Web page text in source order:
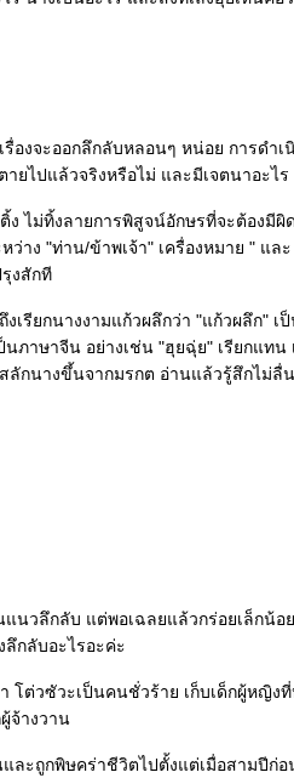
องจะออกลึกลับหลอนๆ หน่อย การดำเ
ยไปแล้วจริงหรือไม่ และมีเจตนาอะไร
ไม่ทิ้งลายการพิสูจน์อักษรที่จะต้องมีผิ
ว่าง "ท่าน/ข้าพเจ้า" เครื่องหมาย " แล
งสักที
รียกนางงามแก้วผลึกว่า "แก้วผลึก" เ
ภาษาจีน อย่างเช่น "ฮุยฉุ่ย" เรียกแทน
ลักนางขึ้นจากมรกต อ่านแล้วรู้สึกไม่ลื่
นวลึกลับ แต่พอเฉลยแล้วกร่อยเล็กน้อ
ลึกลับอะไรอะค่ะ
โต่วซัวะเป็นคนชั่วร้าย เก็บเด็กผู้หญิง
จ้างวาน
ละถูกพิษคร่าชีวิตไปตั้งแต่เมื่อสามปีก่